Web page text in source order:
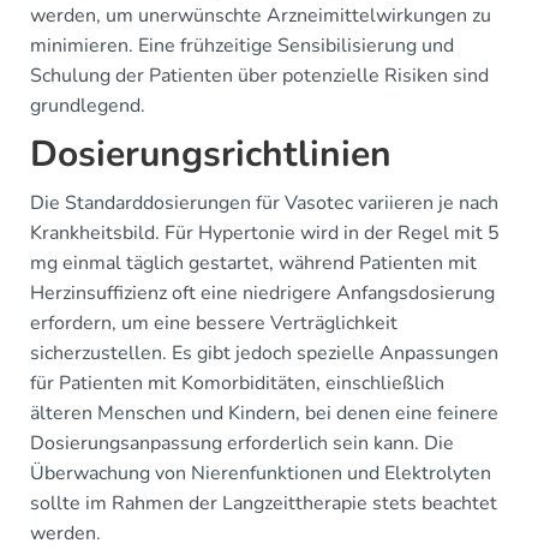
werden, um unerwünschte Arzneimittelwirkungen zu
minimieren. Eine frühzeitige Sensibilisierung und
Schulung der Patienten über potenzielle Risiken sind
grundlegend.
Dosierungsrichtlinien
Die Standarddosierungen für Vasotec variieren je nach
Krankheitsbild. Für Hypertonie wird in der Regel mit 5
mg einmal täglich gestartet, während Patienten mit
Herzinsuffizienz oft eine niedrigere Anfangsdosierung
erfordern, um eine bessere Verträglichkeit
sicherzustellen. Es gibt jedoch spezielle Anpassungen
für Patienten mit Komorbiditäten, einschließlich
älteren Menschen und Kindern, bei denen eine feinere
Dosierungsanpassung erforderlich sein kann. Die
Überwachung von Nierenfunktionen und Elektrolyten
sollte im Rahmen der Langzeittherapie stets beachtet
werden.